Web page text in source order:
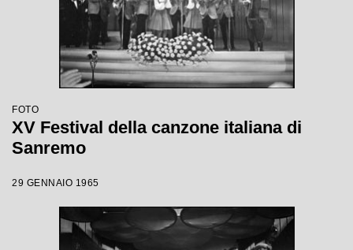
FOTO
XV Festival della canzone italiana di
Sanremo
29 GENNAIO 1965